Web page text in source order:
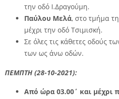
την οδό Ι.Δραγούμη.
Παύλου Μελά, στο τμήμα
μέχρι την οδό Τσιμισκή.
Σε όλες τις κάθετες οδούς
των ως άνω οδών.
ΠΕΜΠΤΗ (28-10-2021):
Από ώρα 03.00΄ και μέχρι